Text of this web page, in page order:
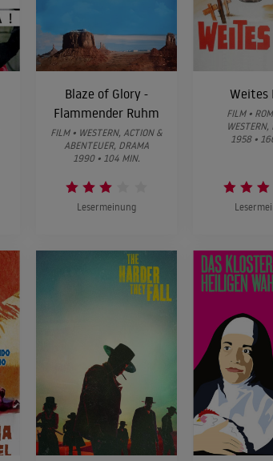
Blaze of Glory -
Flammender Ruhm
FILM • WESTERN, ACTION &
ABENTEUER, DRAMA
1990 • 104 MIN.
Lesermeinung
Weites
FILM •
WESTERN,
1958 •